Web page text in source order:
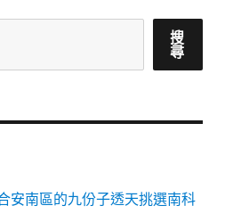
搜
尋
安南區的九份子透天挑選南科